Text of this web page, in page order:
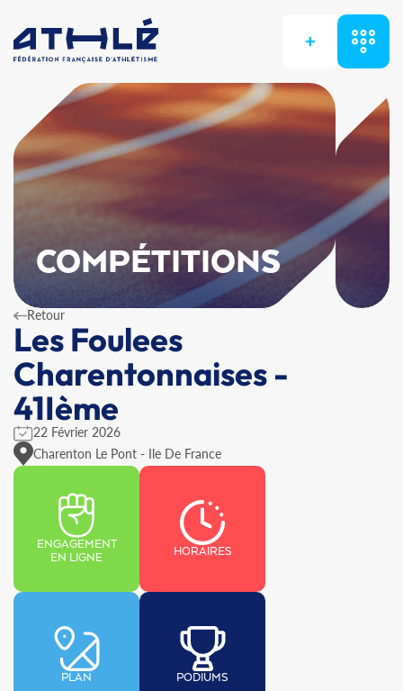
+
COMPÉTITIONS
Retour
Les Foulees
Charentonnaises -
41Ième
22 Février 2026
Charenton Le Pont - Ile De France
ENGAGEMENT
EN LIGNE
HORAIRES
PLAN PODIUMS